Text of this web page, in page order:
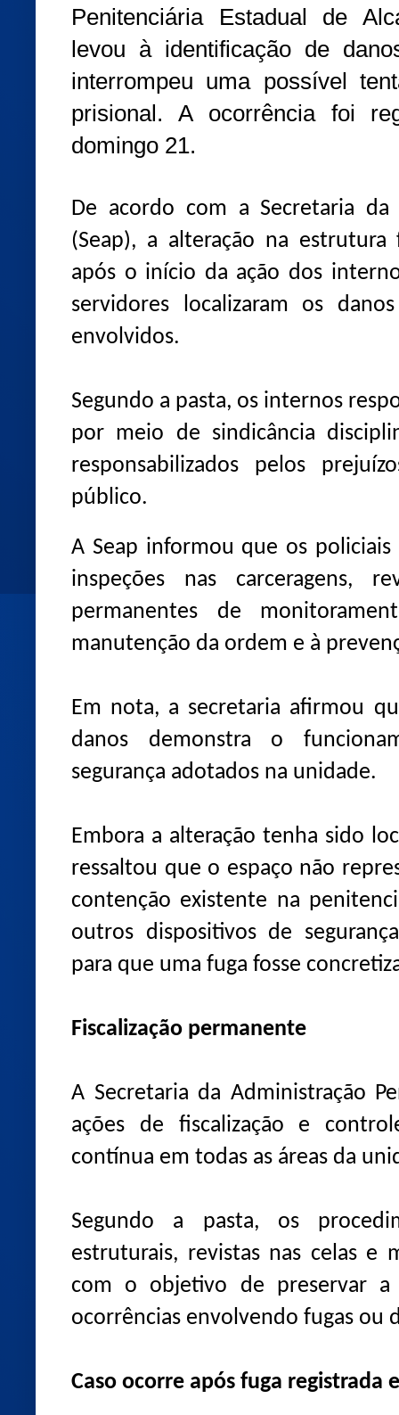
Penitenciária Estadual de
levou à identificação de
interrompeu uma possível
prisional. A ocorrência foi
domingo 21.
De acordo com a Secretaria da
(Seap), a alteração na
após o início da ação dos
servidores localizaram os
envolvidos.
Segundo a pasta, os internos
por meio de sindicância
responsabilizados pelos
público.
A Seap informou que os
inspeções nas carceragens,
permanentes de
manutenção da ordem e à
Em nota, a secretaria afirmou
danos demonstra o
segurança adotados na unidade.
Embora a alteração tenha sido
ressaltou que o espaço não
contenção existente na
outros dispositivos de
para que uma fuga fosse
Fiscalização permanente
A Secretaria da Administração
ações de fiscalização e
contínua em todas as áreas da
Segundo a pasta, os
estruturais, revistas nas celas e
com o objetivo de preservar a
ocorrências envolvendo fugas ou
Caso ocorre após fuga registrada